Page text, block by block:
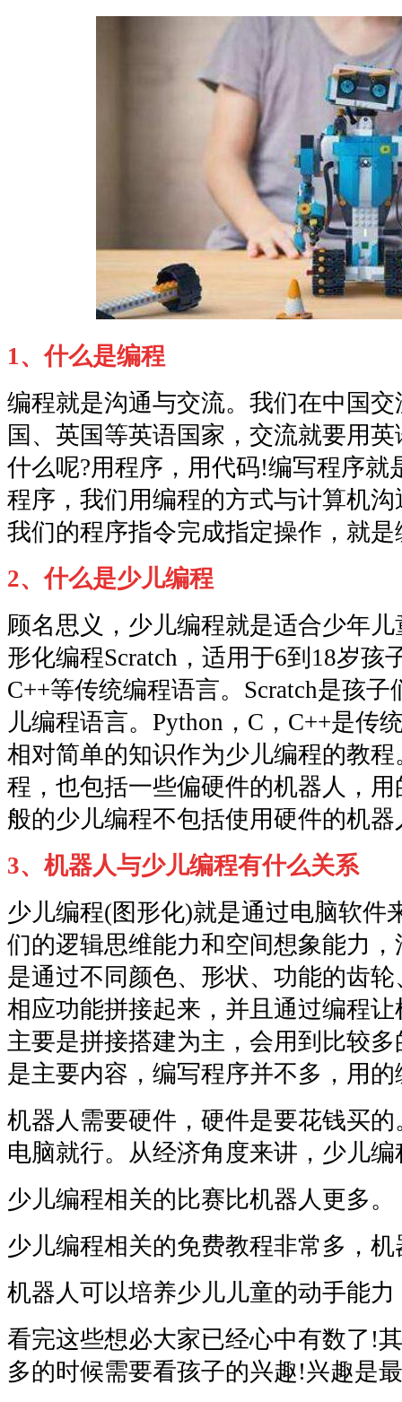
1、什么是编程
编程就是沟通与交流。我们在中国
国、英国等英语国家，交流就要用
什么呢?用程序，用代码!编写程序就
程序，我们用编程的方式与计算机
我们的程序指令完成指定操作，就是
2、什么是少儿编程
顾名思义，少儿编程就是适合少年
形化编程Scratch，适用于6到18岁孩
C++等传统编程语言。Scratch是孩
儿编程语言。Python，C，C++是传
相对简单的知识作为少儿编程的教
程，也包括一些偏硬件的机器人，
般的少儿编程不包括使用硬件的机器
3、机器人与少儿编程有什么关系
少儿编程(图形化)就是通过电脑软件
们的逻辑思维能力和空间想象能力
是通过不同颜色、形状、功能的齿
相应功能拼接起来，并且通过编程
主要是拼接搭建为主，会用到比较
是主要内容，编写程序并不多，用
机器人需要硬件，硬件是要花钱买
电脑就行。从经济角度来讲，少儿
少儿编程相关的比赛比机器人更多。
少儿编程相关的免费教程非常多，
机器人可以培养少儿儿童的动手能
看完这些想必大家已经心中有数了!
多的时候需要看孩子的兴趣!兴趣是